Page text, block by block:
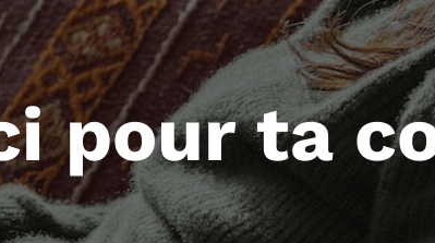
pour ta